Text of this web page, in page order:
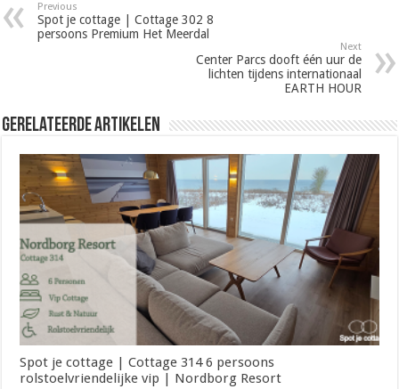
Previous
Spot je cottage | Cottage 302 8
persoons Premium Het Meerdal
Next
Center Parcs dooft één uur de
lichten tijdens internationaal
EARTH HOUR
Gerelateerde Artikelen
Spot je cottage | Cottage 314 6 persoons
rolstoelvriendelijke vip | Nordborg Resort